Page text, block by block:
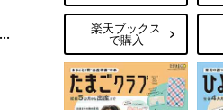
楽天ブックス
で購入